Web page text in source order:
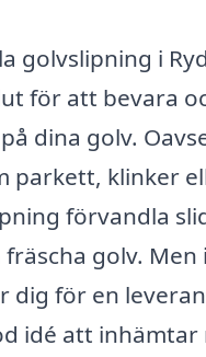
golvslipning i
för att bevara
dina golv.
parkett, klinker
förvandla
golv. Men
dig för en
idé att inhämtar